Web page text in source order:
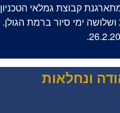
קבוצת גמלאי הטכניון
ימי סיור ברמת הגולן.
ונחלאות